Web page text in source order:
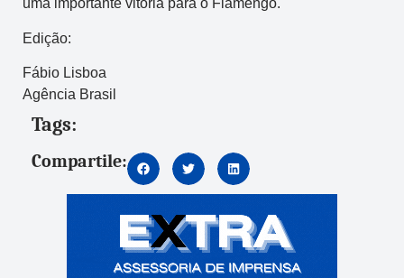
uma importante vitória para o Flamengo.
Edição:
Fábio Lisboa
Agência Brasil
Tags:
Compartile: